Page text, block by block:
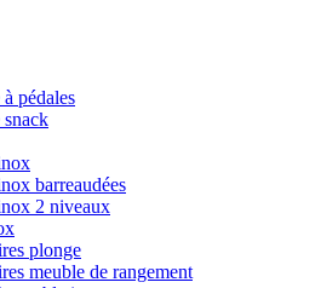
pédales
snack
barreaudées
2 niveaux
plonge
meuble de rangement